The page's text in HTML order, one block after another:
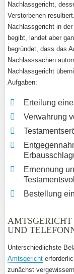
Nachlassgericht,
Verstorbenen
Nachlassgericht in
begibt, landet aber
begründet, dass das
Nachlasssachen
Nachlassgericht
Aufgaben:
Erteilung
Verwahrung
Ernennung
Bestellung
UND
Unterschiedlichste
Amtsgericht
zunächst